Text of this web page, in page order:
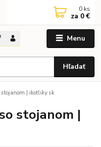
Menu
Hľadať
0 ks
za 0 €
stojanom | ikotliky.sk
stojanom |